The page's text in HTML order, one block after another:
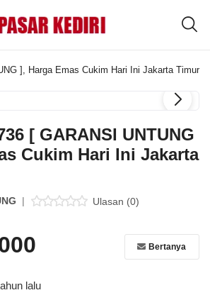
], Harga Emas Cukim Hari Ini Jakarta Timur
[ GARANSI UNTUNG
Cukim Hari Ini Jakarta
| Ulasan (0)
Bertanya
lalu